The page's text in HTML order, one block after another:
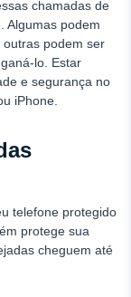
chamadas de
Algumas podem
podem ser
lo. Estar
e segurança no
iPhone.
telefone protegido
protege sua
cheguem até